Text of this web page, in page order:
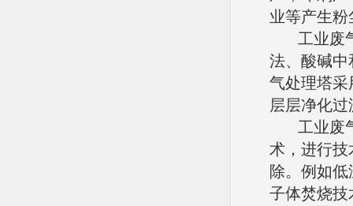
业等产生
工业废气
法、酸碱中
气处理塔采
层层净化
工业废气
术，进行
除。例如
子体焚烧技